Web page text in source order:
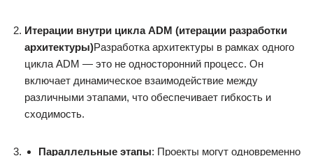
Итерации внутри цикла ADM (итерации разработки
архитектуры)Разработка архитектуры в рамках одного
цикла ADM — это не односторонний процесс. Он
включает динамическое взаимодействие между
различными этапами, что обеспечивает гибкость и
сходимость.
Параллельные этапы: Проекты могут одновременно